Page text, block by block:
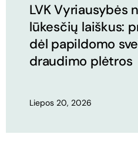
LVK Vyriausybės
lūkesčių laiškus:
dėl papildomo
draudimo plėtros
Liepos 20, 2026